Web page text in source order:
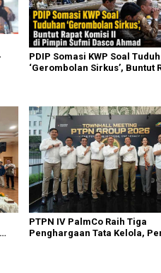
PDIP Somasi KWP Soal
‘Gerombolan Sirkus’, Buntut
PTPN IV PalmCo Raih Tiga
Penghargaan Tata Kelola,